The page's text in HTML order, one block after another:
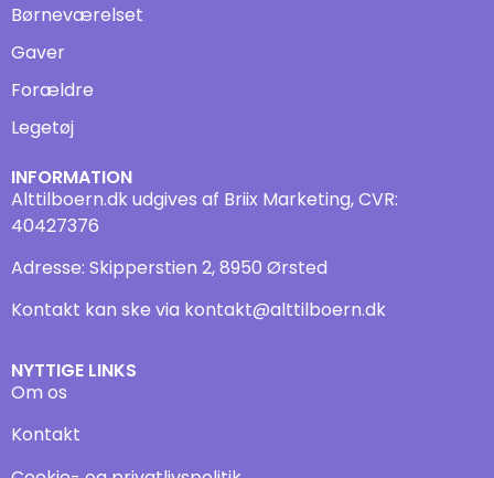
Børneværelset
Gaver
Forældre
Legetøj
INFORMATION
Alttilboern.dk udgives af Briix Marketing, CVR:
40427376
Adresse: Skipperstien 2, 8950 Ørsted
Kontakt kan ske via kontakt@alttilboern.dk
NYTTIGE LINKS
Om os
Kontakt